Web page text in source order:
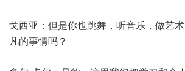
戈西亚：但是你也跳舞，听音乐，做艺
凡的事情吗？